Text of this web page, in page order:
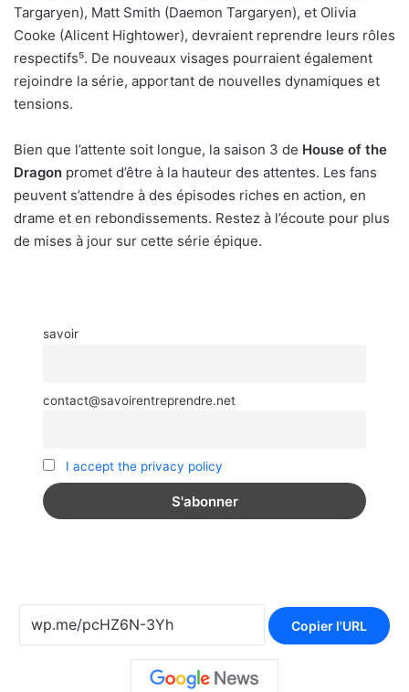
Targaryen), Matt Smith (Daemon Targaryen), et Olivia
Cooke (Alicent Hightower), devraient reprendre leurs rôles
respectifs⁵. De nouveaux visages pourraient également
rejoindre la série, apportant de nouvelles dynamiques et
tensions.
Bien que l’attente soit longue, la saison 3 de House of the
Dragon promet d’être à la hauteur des attentes. Les fans
peuvent s’attendre à des épisodes riches en action, en
drame et en rebondissements. Restez à l’écoute pour plus
de mises à jour sur cette série épique.
savoir
contact@savoirentreprendre.net
I accept the privacy policy
Copier l'URL